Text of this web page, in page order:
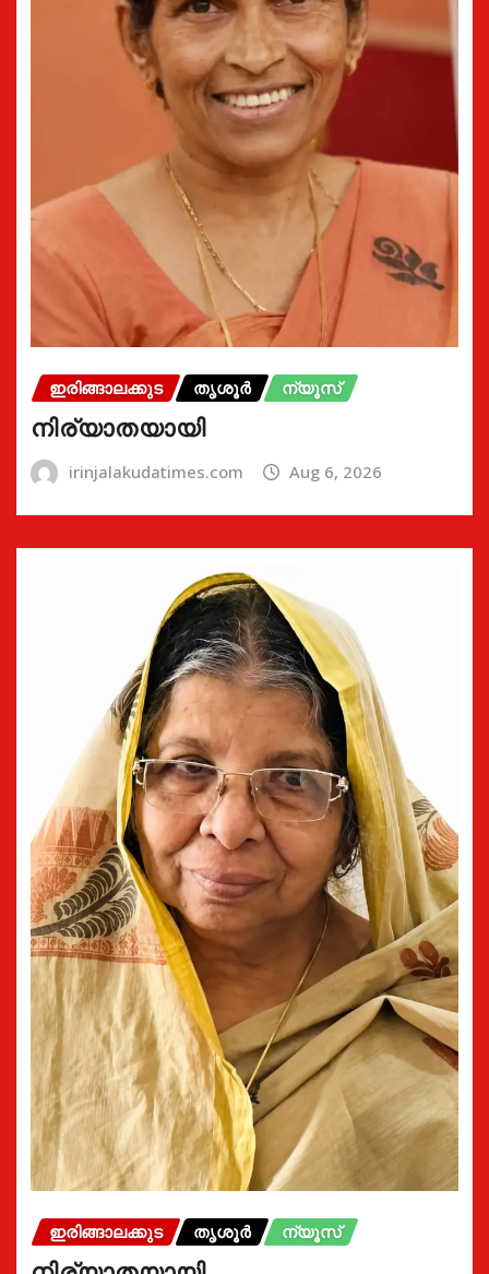
ഇരിങ്ങാലക്കുട തൃശൂർ ന്യൂസ്
നിര്യാതയായി
irinjalakudatimes.com Aug 6, 2026
ഇരിങ്ങാലക്കുട തൃശൂർ ന്യൂസ്